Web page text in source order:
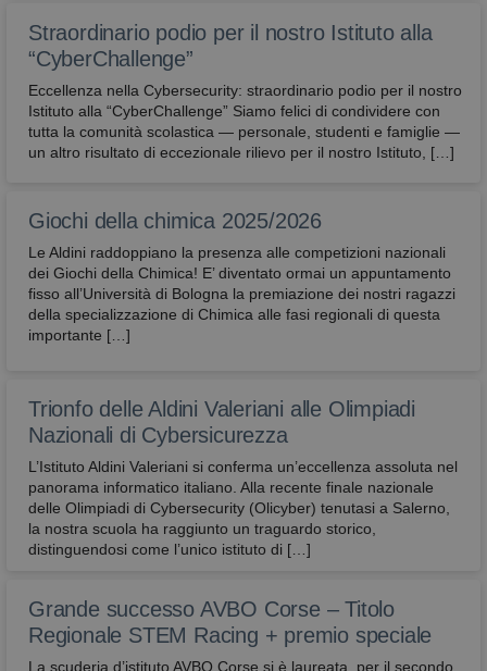
Straordinario podio per il nostro Istituto alla
“CyberChallenge”
Eccellenza nella Cybersecurity: straordinario podio per il nostro
Istituto alla “CyberChallenge” Siamo felici di condividere con
tutta la comunità scolastica — personale, studenti e famiglie —
un altro risultato di eccezionale rilievo per il nostro Istituto, […]
Giochi della chimica 2025/2026
Le Aldini raddoppiano la presenza alle competizioni nazionali
dei Giochi della Chimica! E’ diventato ormai un appuntamento
fisso all’Università di Bologna la premiazione dei nostri ragazzi
della specializzazione di Chimica alle fasi regionali di questa
importante […]
Trionfo delle Aldini Valeriani alle Olimpiadi
Nazionali di Cybersicurezza
L’Istituto Aldini Valeriani si conferma un’eccellenza assoluta nel
panorama informatico italiano. Alla recente finale nazionale
delle Olimpiadi di Cybersecurity (Olicyber) tenutasi a Salerno,
la nostra scuola ha raggiunto un traguardo storico,
distinguendosi come l’unico istituto di […]
Grande successo AVBO Corse – Titolo
Regionale STEM Racing + premio speciale
La scuderia d’istituto AVBO Corse si è laureata, per il secondo